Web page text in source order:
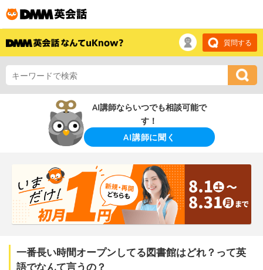
質問する
AI講師ならいつでも相談可能で
す！
AI講師に聞く
一番長い時間オープンしてる図書館はどれ？って英
語でなんて言うの？